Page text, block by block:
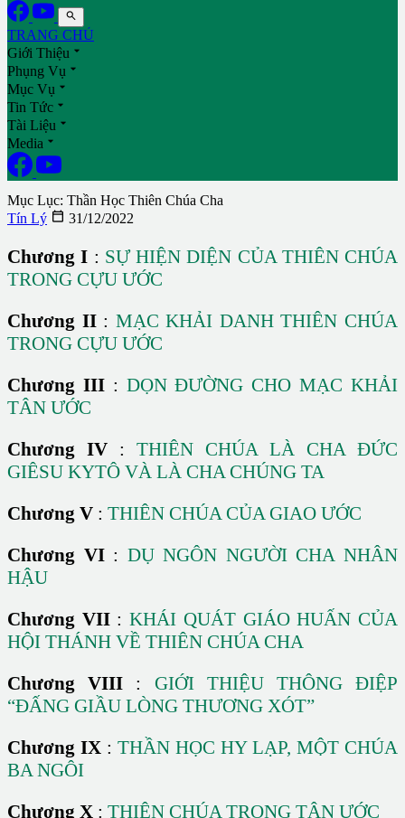

TRANG CHỦ
Giới Thiệu 
Phụng Vụ 
Mục Vụ 
Tin Tức 
Tài Liệu 
Media 
Mục Lục: Thần Học Thiên Chúa Cha
Tín Lý  31/12/2022
Chương I : SỰ HIỆN DIỆN CỦA THIÊN CHÚA
TRONG CỰU ƯỚC
Chương II: MẠC KHẢI DANH THIÊN CHÚA
TRONG CỰU ƯỚC
Chương III: DỌN ĐƯỜNG CHO MẠC KHẢI
TÂN ƯỚC
Chương IV : THIÊN CHÚA LÀ CHA ĐỨC
GIÊSU KYTÔ VÀ LÀ CHA CHÚNG TA
Chương V : THIÊN CHÚA CỦA GIAO ƯỚC
Chương VI: DỤ NGÔN NGƯỜI CHA NHÂN
HẬU
Chương VII:KHÁI QUÁT GIÁO HUẤN CỦA
HỘI THÁNH VỀ THIÊN CHÚA CHA
Chương VIII : GIỚI THIỆU THÔNG ĐIỆP
“ĐẤNG GIẦU LÒNG THƯƠNG XÓT”
Chương IX : THẦN HỌC HY LẠP, MỘT CHÚA
BA NGÔI
Chương X : THIÊN CHÚA TRONG TÂN ƯỚC